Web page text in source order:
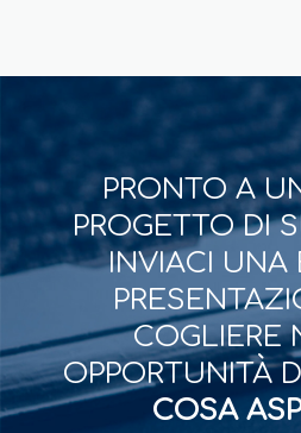
PRONTO A
PROGETTO DI
INVIACI UNA
COGLIERE
OPPORTUNITÀ
COSA